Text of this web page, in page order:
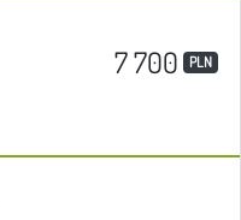
7 700 PLN